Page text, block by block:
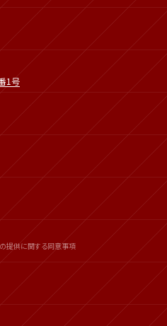
1号
提供に関する同意事項